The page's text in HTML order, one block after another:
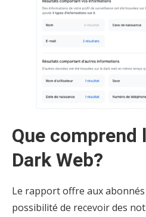
Que comprend
Dark Web?
Le rapport offre aux abonnés
possibilité de recevoir des